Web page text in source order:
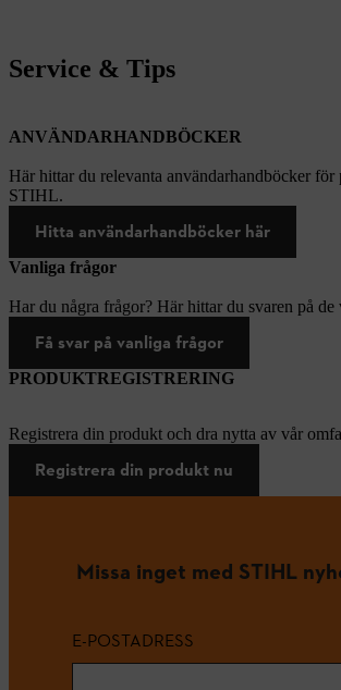
Service & Tips
ANVÄNDARHANDBÖCKER
Här hittar du relevanta användarhandböcker
STIHL.
Hitta användarhandböcker här
Vanliga frågor
Har du några frågor? Här hittar du svaren på de
Få svar på vanliga frågor
PRODUKTREGISTRERING
Registrera din produkt och dra nytta av vår
Registrera din produkt nu
Missa inget med STIHL
E-POSTADRESS